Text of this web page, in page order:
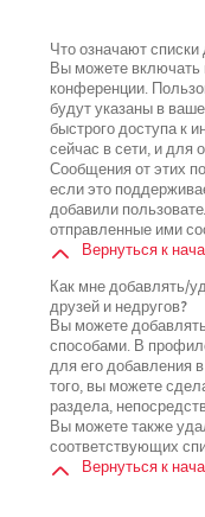
Что означают списки
Вы можете включать
конференции.
будут указаны в
быстрого доступа к
сейчас в сети, и для
Сообщения от этих
если это
добавили
отправленные ими
Вернуться к
Как мне добавлять/
друзей и недругов?
Вы можете
способами. В
для его добавления
того, вы можете
раздела,
Вы можете также
соответствующих
Вернуться к